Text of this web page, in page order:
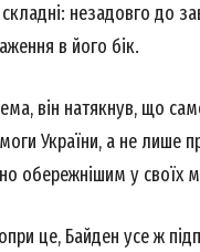
незадовго до
в його бік.
він натякнув, що
України, а не лише
обережнішим у своїх
це, Байден усе ж